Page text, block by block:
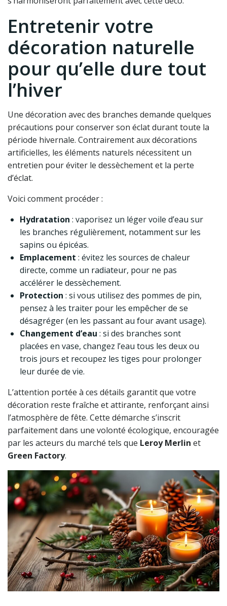
Entretenir votre
décoration naturelle
pour qu’elle dure tout
l’hiver
Une décoration avec des branches demande quelques
précautions pour conserver son éclat durant toute la
période hivernale. Contrairement aux décorations
artificielles, les éléments naturels nécessitent un
entretien pour éviter le dessèchement et la perte
d’éclat.
Voici comment procéder :
Hydratation : vaporisez un léger voile d’eau sur
les branches régulièrement, notamment sur les
sapins ou épicéas.
Emplacement : évitez les sources de chaleur
directe, comme un radiateur, pour ne pas
accélérer le dessèchement.
Protection : si vous utilisez des pommes de pin,
pensez à les traiter pour les empêcher de se
désagréger (en les passant au four avant usage).
Changement d’eau : si des branches sont
placées en vase, changez l’eau tous les deux ou
trois jours et recoupez les tiges pour prolonger
leur durée de vie.
L’attention portée à ces détails garantit que votre
décoration reste fraîche et attirante, renforçant ainsi
l’atmosphère de fête. Cette démarche s’inscrit
parfaitement dans une volonté écologique, encouragée
par les acteurs du marché tels que Leroy Merlin et
Green Factory.